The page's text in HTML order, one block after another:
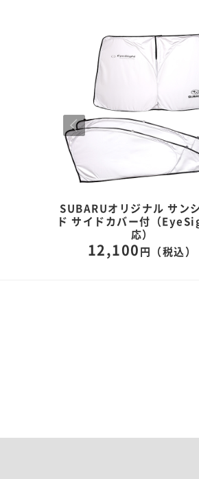
SUBARUオリジナル サン
ド サイドカバー付（
応）
12,100 円（税込）